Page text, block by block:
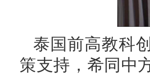
泰国前高教科
策支持，希同中